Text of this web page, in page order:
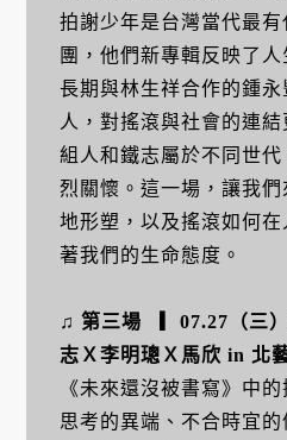
拍謝少年是台灣當代最
團，他們新專輯反映了
長期與林生祥合作的鍾永
人，對搖滾與社會的連
組人和鐵志屬於不同世
烈關懷。這一場，讓我
地形塑，以及搖滾如何
著我們的生命態度。
♫ 第三場 ▎07.27（三
志Ｘ李明璁Ｘ馬欣 in 北
《未來還沒被書寫》中
思考的異端、不合時宜